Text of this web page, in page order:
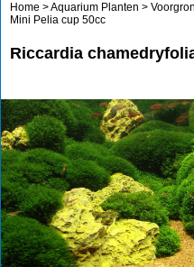
Home >Aquarium Planten >
Mini Pelia cup 50cc
Riccardia